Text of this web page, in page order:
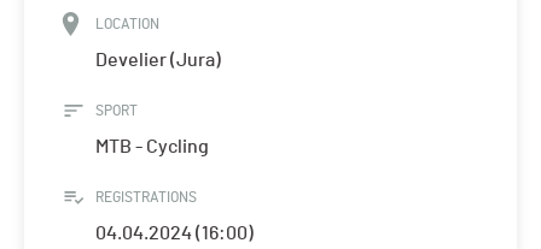
LOCATION
Develier (Jura)
SPORT
MTB - Cycling
REGISTRATIONS
04.04.2024 (16:00)